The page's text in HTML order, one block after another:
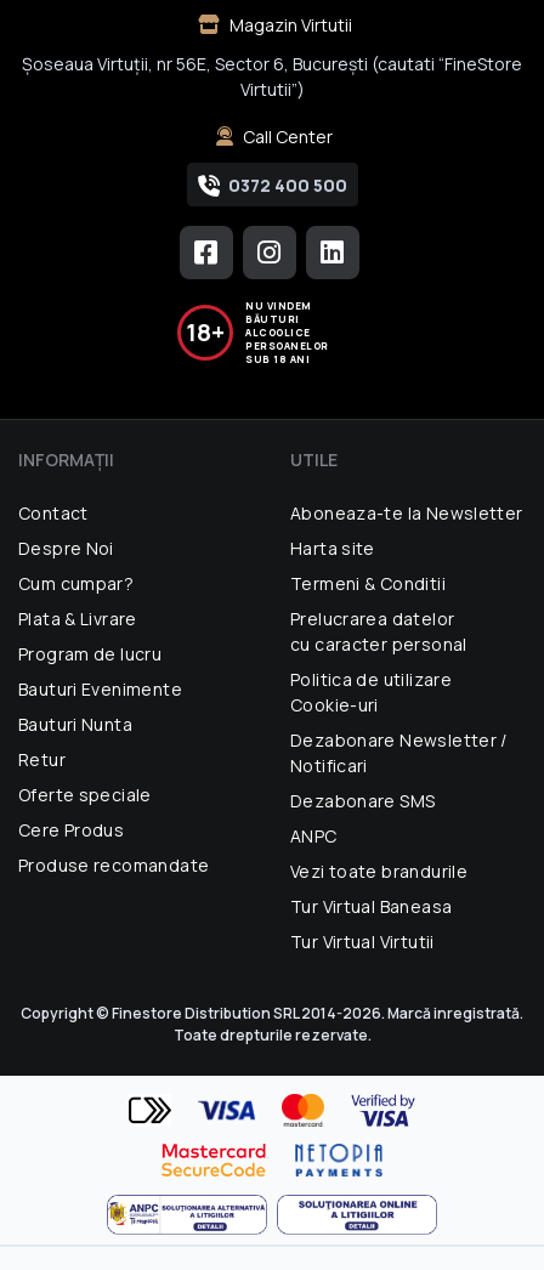
Magazin Virtutii
Șoseaua Virtuții, nr 56E, Sector 6, București (cautati “FineStore
Virtutii”)
Call Center
0372 400 500
18+
NU VINDEM
BĂUTURI
ALCOOLICE
PERSOANELOR
SUB 18 ANI
INFORMAŢII
Contact
Despre Noi
Cum cumpar?
Plata & Livrare
Program de lucru
Bauturi Evenimente
Bauturi Nunta
Retur
Oferte speciale
Cere Produs
Produse recomandate
UTILE
Aboneaza-te la Newsletter
Harta site
Termeni & Conditii
Prelucrarea datelor
cu caracter personal
Politica de utilizare
Cookie-uri
Dezabonare Newsletter /
Notificari
Dezabonare SMS
ANPC
Vezi toate brandurile
Tur Virtual Baneasa
Tur Virtual Virtutii
Copyright © Finestore Distribution SRL 2014-2026. Marcă inregistrată.
Toate drepturile rezervate.